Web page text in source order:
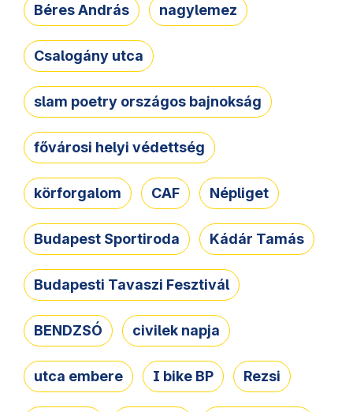
Béres András nagylemez
Csalogány utca
slam poetry országos bajnokság
fővárosi helyi védettség
körforgalom CAF Népliget
Budapest Sportiroda Kádár Tamás
Budapesti Tavaszi Fesztivál
BENDZSÓ civilek napja
utca embere I bike BP Rezsi